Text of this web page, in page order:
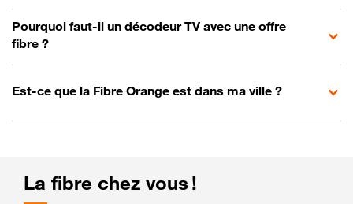
Pourquoi faut-il un décodeur TV avec une offre
fibre ?
Est-ce que la Fibre Orange est dans ma ville ?
La fibre chez vous !